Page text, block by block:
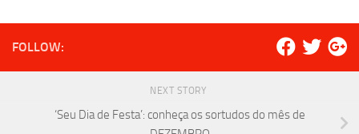
FOLLOW:
NEXT STORY
‘Seu Dia de Festa’: conheça os sortudos do mês de